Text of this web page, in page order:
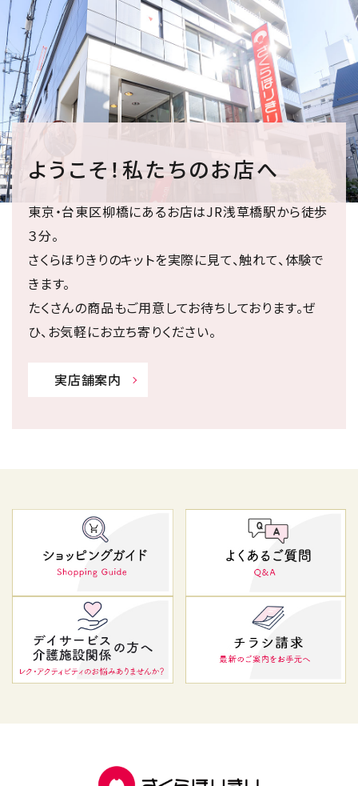
ようこそ！私たちのお店へ
東京・台東区柳橋にあるお店はJR浅草橋駅から徒歩
３分。
さくらほりきりのキットを実際に見て、触れて、体験で
きます。
たくさんの商品もご用意してお待ちしております。ぜ
ひ、お気軽にお立ち寄りください。
実店舗案内